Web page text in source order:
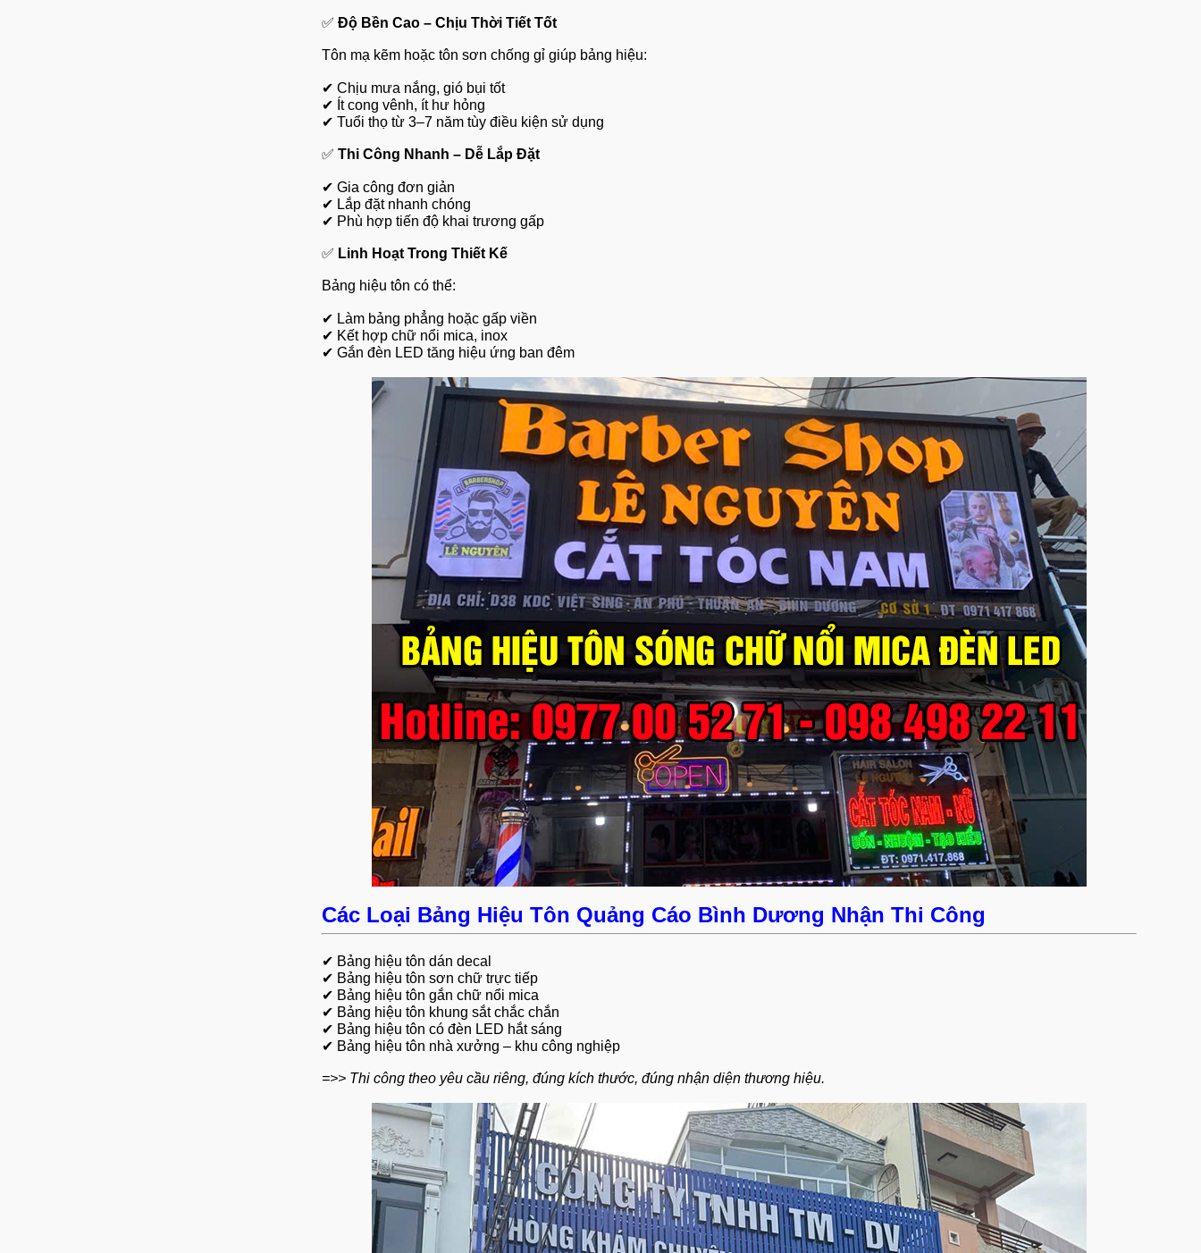
✅ Độ Bền Cao – Chịu Thời Tiết Tốt
Tôn mạ kẽm hoặc tôn sơn chống gỉ giúp bảng hiệu:
✔ Chịu mưa nắng, gió bụi tốt
✔ Ít cong vênh, ít hư hỏng
✔ Tuổi thọ từ 3–7 năm tùy điều kiện sử dụng
✅ Thi Công Nhanh – Dễ Lắp Đặt
✔ Gia công đơn giản
✔ Lắp đặt nhanh chóng
✔ Phù hợp tiến độ khai trương gấp
✅ Linh Hoạt Trong Thiết Kế
Bảng hiệu tôn có thể:
✔ Làm bảng phẳng hoặc gấp viền
✔ Kết hợp chữ nổi mica, inox
✔ Gắn đèn LED tăng hiệu ứng ban đêm
Các Loại Bảng Hiệu Tôn Quảng Cáo Bình Dương Nhận Thi Công
✔ Bảng hiệu tôn dán decal
✔ Bảng hiệu tôn sơn chữ trực tiếp
✔ Bảng hiệu tôn gắn chữ nổi mica
✔ Bảng hiệu tôn khung sắt chắc chắn
✔ Bảng hiệu tôn có đèn LED hắt sáng
✔ Bảng hiệu tôn nhà xưởng – khu công nghiệp
=>> Thi công theo yêu cầu riêng, đúng kích thước, đúng nhận diện thương hiệu.